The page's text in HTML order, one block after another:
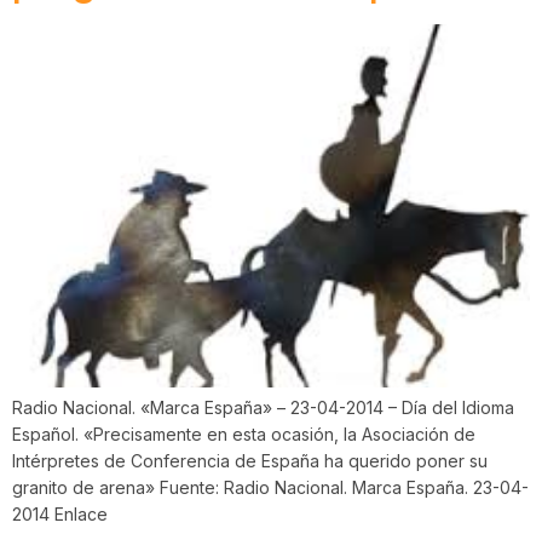
Radio Nacional. «Marca España» – 23-04-2014 – Día del Idioma
Español. «Precisamente en esta ocasión, la Asociación de
Intérpretes de Conferencia de España ha querido poner su
granito de arena» Fuente: Radio Nacional. Marca España. 23-04-
2014 Enlace